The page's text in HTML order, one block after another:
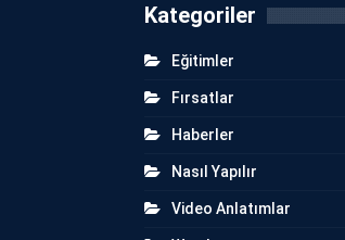
Kategoriler
Eğitimler
Fırsatlar
Haberler
Nasıl Yapılır
Video Anlatımlar